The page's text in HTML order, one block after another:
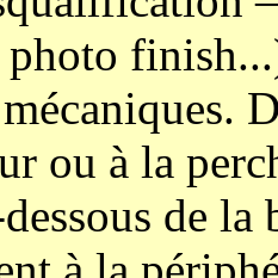
ou à la
de